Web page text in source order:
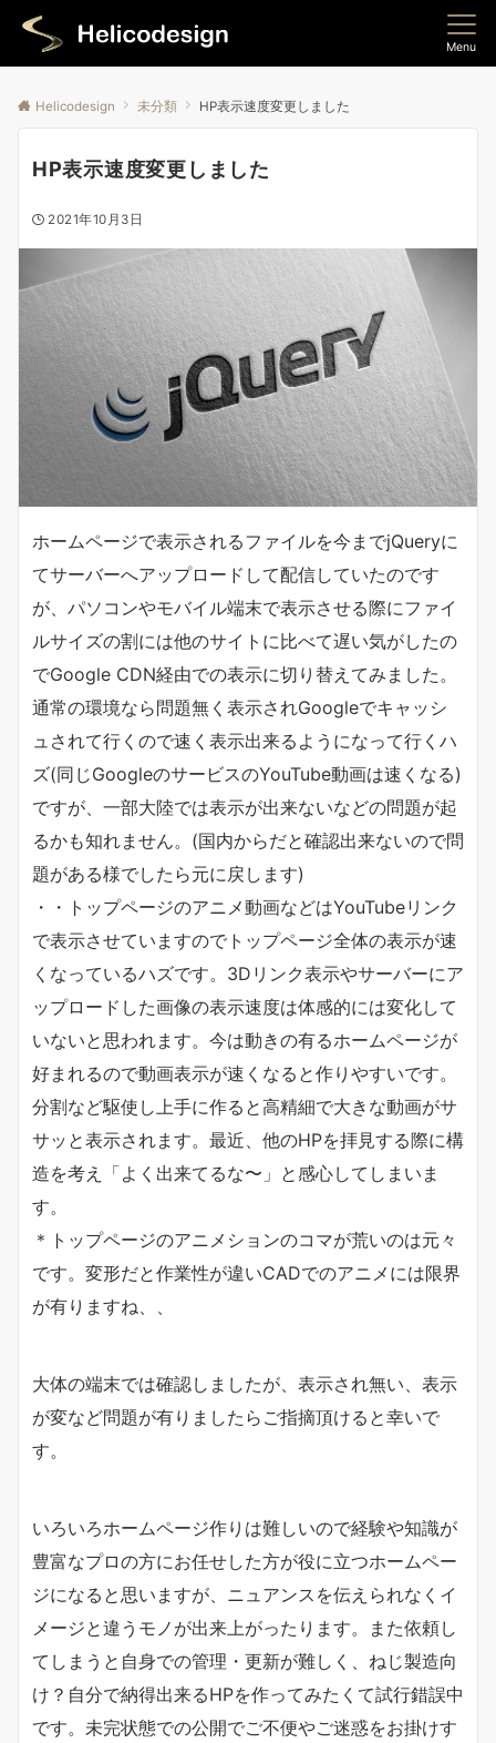
Menu
Helicodesign 未分類 HP表示速度変更しました
HP表示速度変更しました
2021年10月3日
ホームページで表示されるファイルを今までjQueryに
てサーバーへアップロードして配信していたのです
が、パソコンやモバイル端末で表示させる際にファイ
ルサイズの割には他のサイトに比べて遅い気がしたの
でGoogle CDN経由での表示に切り替えてみました。
通常の環境なら問題無く表示されGoogleでキャッシ
ュされて行くので速く表示出来るようになって行くハ
ズ(同じGoogleのサービスのYouTube動画は速くなる)
ですが、一部大陸では表示が出来ないなどの問題が起
るかも知れません。(国内からだと確認出来ないので問
題がある様でしたら元に戻します)
・・トップページのアニメ動画などはYouTubeリンク
で表示させていますのでトップページ全体の表示が速
くなっているハズです。3Dリンク表示やサーバーにア
ップロードした画像の表示速度は体感的には変化して
いないと思われます。今は動きの有るホームページが
好まれるので動画表示が速くなると作りやすいです。
分割など駆使し上手に作ると高精細で大きな動画がサ
サッと表示されます。最近、他のHPを拝見する際に構
造を考え「よく出来てるな〜」と感心してしまいま
す。
＊トップページのアニメションのコマが荒いのは元々
です。変形だと作業性が違いCADでのアニメには限界
が有りますね、、
大体の端末では確認しましたが、表示され無い、表示
が変など問題が有りましたらご指摘頂けると幸いで
す。
いろいろホームページ作りは難しいので経験や知識が
豊富なプロの方にお任せした方が役に立つホームペー
ジになると思いますが、ニュアンスを伝えられなくイ
メージと違うモノが出来上がったります。また依頼し
てしまうと自身での管理・更新が難しく、ねじ製造向
け？自分で納得出来るHPを作ってみたくて試行錯誤中
です。未完状態での公開でご不便やご迷惑をお掛けす